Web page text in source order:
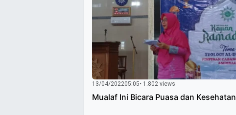
13/04/202205:05• 1.802 views
Mualaf Ini Bicara Puasa dan Kesehatan